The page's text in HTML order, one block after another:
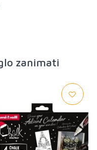
zanimati